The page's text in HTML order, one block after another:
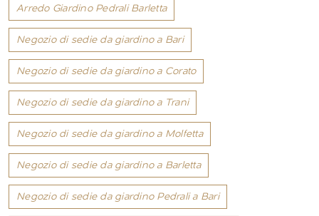
Arredo Giardino Pedrali Barletta
Negozio di sedie da giardino a Bari
Negozio di sedie da giardino a Corato
Negozio di sedie da giardino a Trani
Negozio di sedie da giardino a Molfetta
Negozio di sedie da giardino a Barletta
Negozio di sedie da giardino Pedrali a Bari